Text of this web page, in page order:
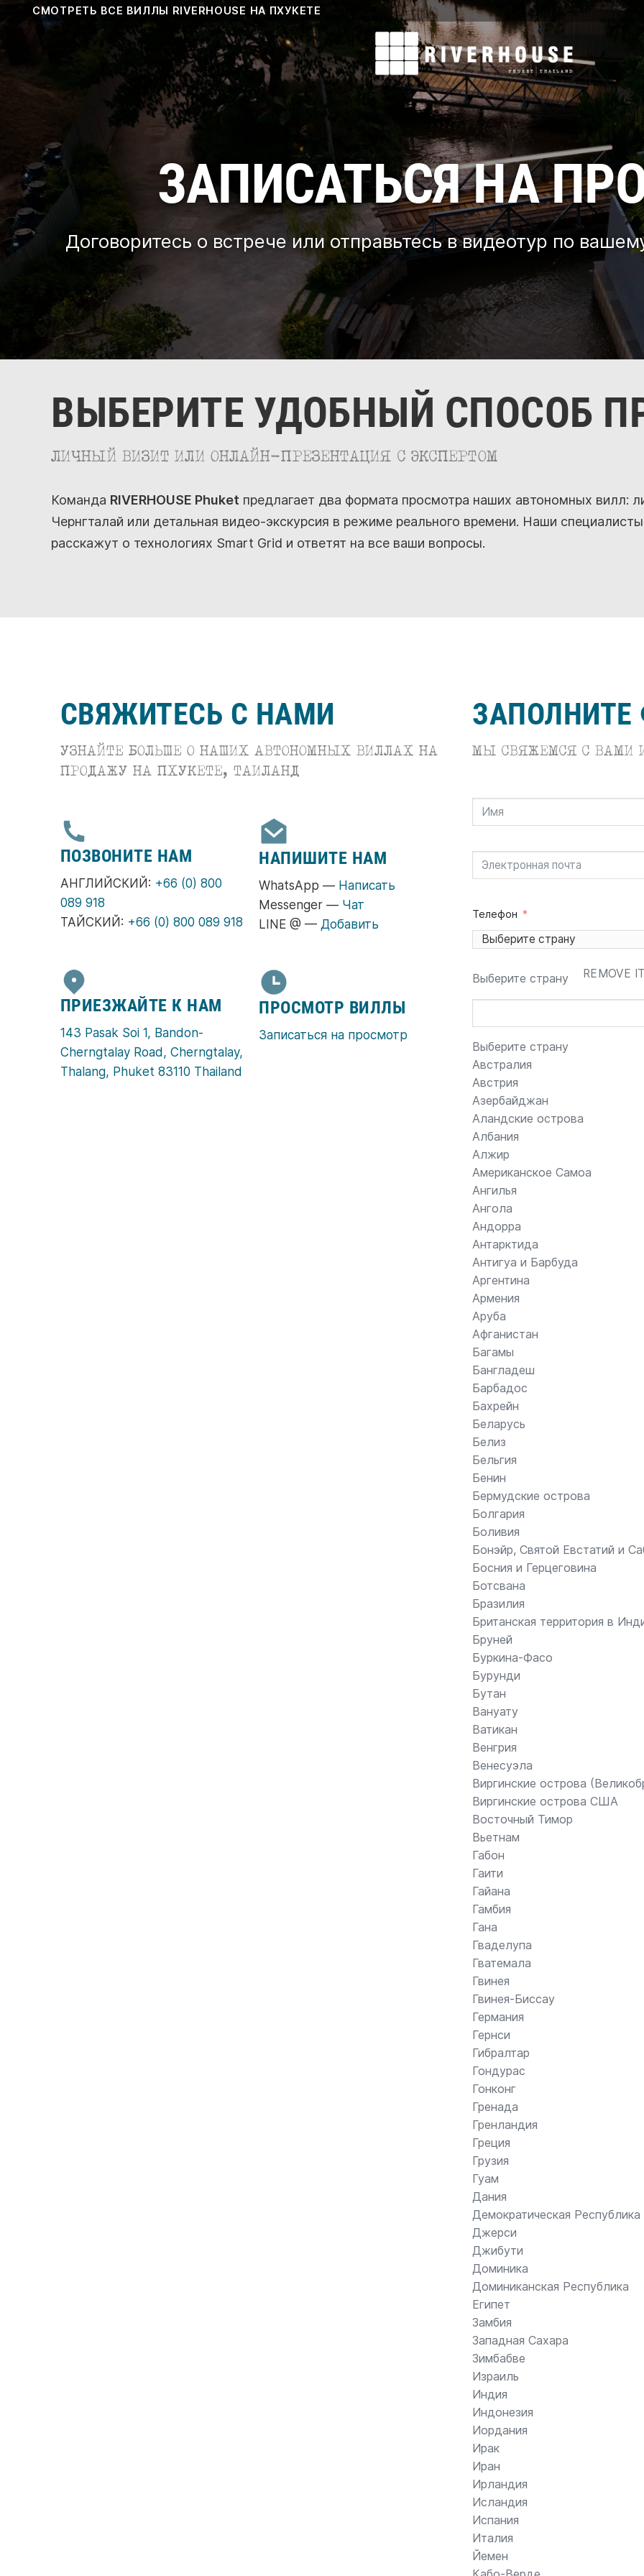
СМОТРЕТЬ ВСЕ ВИЛЛЫ RIVERHOUSE НА ПХУКЕТЕ
ЗАПИСАТЬСЯ НА
Договоритесь о встрече или отправьтесь в видеотур по
ВЫБЕРИТЕ УДОБНЫЙ СПОСОБ
ЛИЧНЫЙ ВИЗИТ ИЛИ ОНЛАЙН-ПРЕЗЕНТАЦИЯ С ЭКСПЕРТОМ
Команда RIVERHOUSE Phuket предлагает два формата просмотра наших автономных вилл:
Чернгталай или детальная видео-экскурсия в режиме реального времени. Наши
расскажут о технологиях Smart Grid и ответят на все ваши вопросы.
СВЯЖИТЕСЬ С НАМИ
УЗНАЙТЕ БОЛЬШЕ О НАШИХ АВТОНОМНЫХ ВИЛЛАХ НА
ПРОДАЖУ НА ПХУКЕТЕ, ТАИЛАНД
ПОЗВОНИТЕ НАМ
АНГЛИЙСКИЙ: +66 (0) 800
089 918
ТАЙСКИЙ: +66 (0) 800 089 918
НАПИШИТЕ НАМ
WhatsApp — Написать
Messenger — Чат
LINE @ —Добавить
ПРИЕЗЖАЙТЕ К НАМ
143 Pasak Soi 1, Bandon-
Cherngtalay Road, Cherngtalay,
Thalang, Phuket 83110 Thailand
ПРОСМОТР ВИЛЛЫ
Записаться на просмотр
МЫ СВЯЖЕМСЯ С ВАМИ
Телефон
Выберите страну REMOVE
Выберите страну
Австралия
Австрия
Азербайджан
Аландские острова
Албания
Алжир
Американское Самоа
Ангилья
Ангола
Андорра
Антарктида
Антигуа и Барбуда
Аргентина
Армения
Аруба
Афганистан
Багамы
Бангладеш
Барбадос
Бахрейн
Беларусь
Белиз
Бельгия
Бенин
Бермудские острова
Болгария
Боливия
Бонэйр, Святой Евстатий и
Босния и Герцеговина
Ботсвана
Бразилия
Британская территория в
Бруней
Буркина-Фасо
Бурунди
Бутан
Вануату
Ватикан
Венгрия
Венесуэла
Виргинские острова
Виргинские острова США
Восточный Тимор
Вьетнам
Габон
Гаити
Гайана
Гамбия
Гана
Гваделупа
Гватемала
Гвинея
Гвинея-Биссау
Германия
Гернси
Гибралтар
Гондурас
Гонконг
Гренада
Гренландия
Греция
Грузия
Гуам
Дания
Демократическая
Джерси
Джибути
Доминика
Доминиканская Республика
Египет
Замбия
Западная Сахара
Зимбабве
Израиль
Индия
Индонезия
Иордания
Ирак
Иран
Ирландия
Исландия
Испания
Италия
Йемен